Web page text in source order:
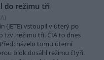
do režimu tři
)
(JETE) vstoupil v úterý po
režimu tři. ČIA to dnes
tomu úterní
blok dosáhl režimu čtyři.